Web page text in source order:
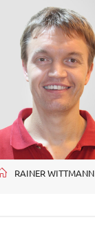
RAINER WITTMANN